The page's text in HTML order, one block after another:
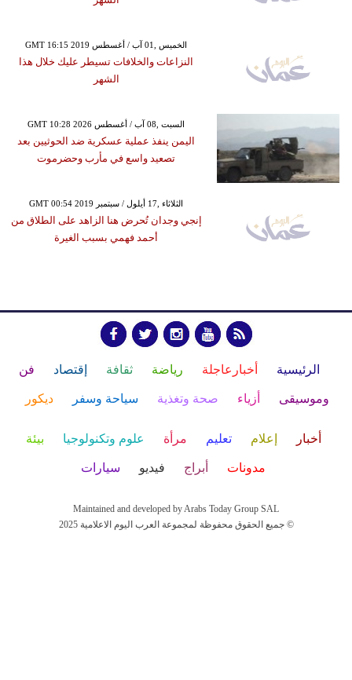
GMT 16:15 2019 الخميس ,01 آب / أغسطس
النزاعات والخلافات تسيطر عليك خلال هذا
الشهر
GMT 10:28 2026 السبت ,08 آب / أغسطس
اليمن ينفذ عملية عسكرية ضد الحوثيين بعد
تصعيد واسع في مأرب وحضرموت
GMT 00:54 2019 الثلاثاء ,17 أيلول / سبتمبر
إنجي وجدان تُحرض هنا الزاهد على الطلاق من
أحمد فهمي بسبب الغيرة
الرئيسية أخبارعاجلة رياضة ثقافة إقتصاد فن
وموسيقى أزياء صحة وتغذية سياحة وسفر ديكور
أخبار إعلام تعليم مرأة علوم وتكنولوجيا بيئة
مدونات أبراج فيديو سيارات
Maintained and developed by Arabs Today Group SAL
جميع الحقوق محفوظة لمجموعة العرب اليوم الاعلامية 2025 ©